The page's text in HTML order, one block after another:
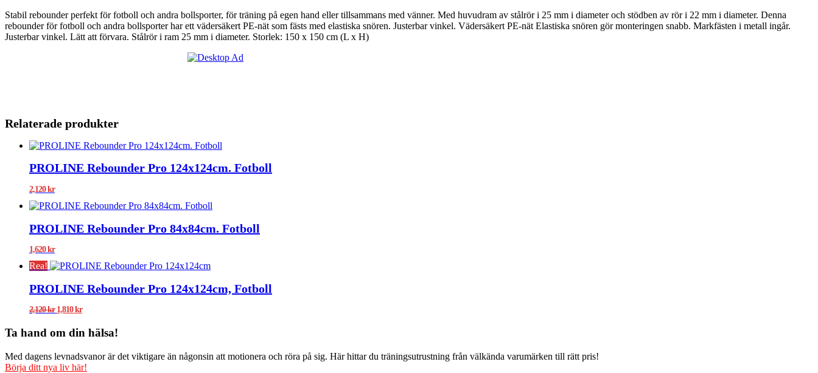
Stabil rebounder perfekt för fotboll och andra bollsporter, för träning på egen hand eller tillsammans med vänner. Med huvudram av stålrör i 25 mm i diameter och stödben av rör i 22 mm i diameter. Denna
rebounder för fotboll och andra bollsporter har ett vädersäkert PE-nät som fästs med elastiska snören. Justerbar vinkel. Vädersäkert PE-nät Elastiska snören gör monteringen snabb. Markfästen i metall ingår.
Justerbar vinkel. Lätt att förvara. Stålrör i ram 25 mm i diameter. Storlek: 150 x 150 cm (L x H)
Relaterade produkter
PROLINE Rebounder Pro 124x124cm. Fotboll
2,120kr
PROLINE Rebounder Pro 84x84cm. Fotboll
1,620kr
Rea!
PROLINE Rebounder Pro 124x124cm, Fotboll
2,120kr Det
priset
var:
1,810krDet
priset
är:
Ta hand om din hälsa!
Med dagens levnadsvanor är det viktigare än någonsin att motionera och röra på sig. Här hittar du träningsutrustning från välkända varumärken till rätt pris!
Börja ditt nya liv här!